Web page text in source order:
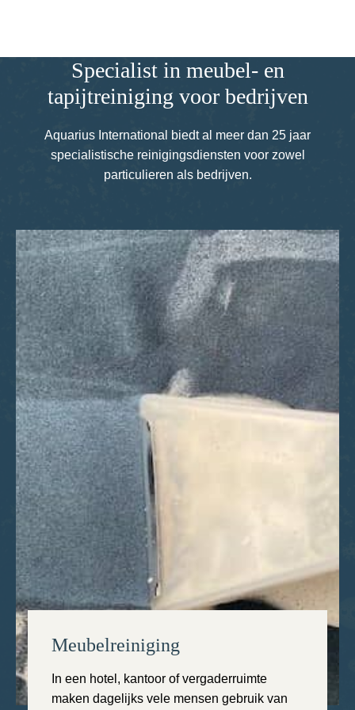
Specialist in meubel- en
tapijtreiniging voor bedrijven
Aquarius International biedt al meer dan 25 jaar
specialistische reinigingsdiensten voor zowel
particulieren als bedrijven.
Meubelreiniging
In een hotel, kantoor of vergaderruimte
maken dagelijks vele mensen gebruik van